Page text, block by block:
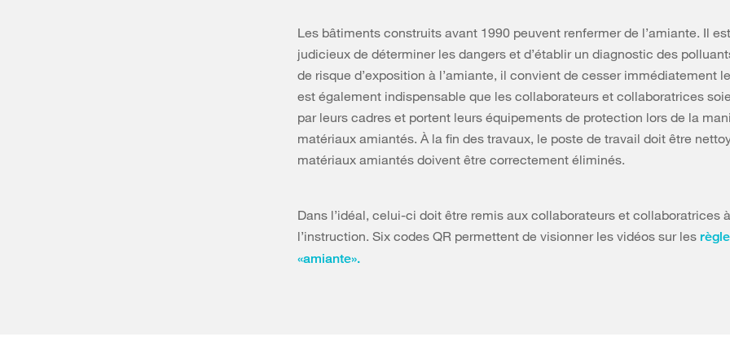
Les bâtiments construits avant 1990 peuvent renfermer de l’amiante. Il
judicieux de déterminer les dangers et d’établir un diagnostic des
de risque d’exposition à l’amiante, il convient de cesser immédiatement
est également indispensable que les collaborateurs et collaboratrices
par leurs cadres et portent leurs équipements de protection lors de la
matériaux amiantés. À la fin des travaux, le poste de travail doit être
matériaux amiantés doivent être correctement éliminés.
Dans l’idéal, celui-ci doit être remis aux collaborateurs et collaboratrices
l’instruction. Six codes QR permettent de visionner les vidéos sur les
«amiante».